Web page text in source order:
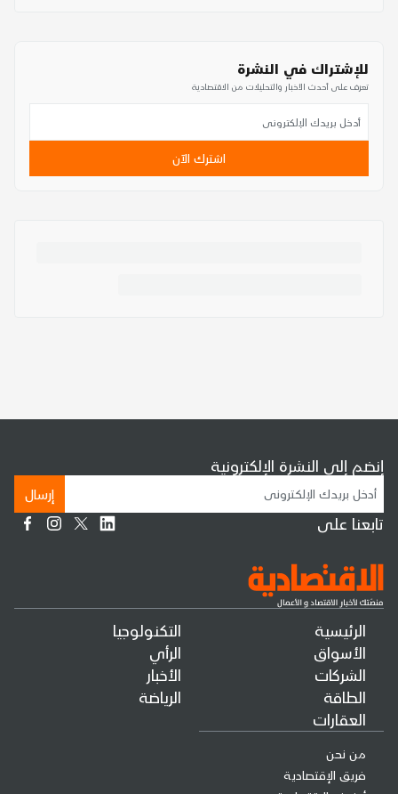
للإشتراك في النشرة
تعرف على أحدث الأخبار والتحليلات من الاقتصادية
اشترك الآن
الرئيسية
الأسواق
الشركات
الطاقة
العقارات
التكنولوجيا
الرأي
الأخبار
الرياضة
من نحن
فريق الإقتصادية
إنضم إلى النشرة الإلكترونية
إرسال
تابعنا على